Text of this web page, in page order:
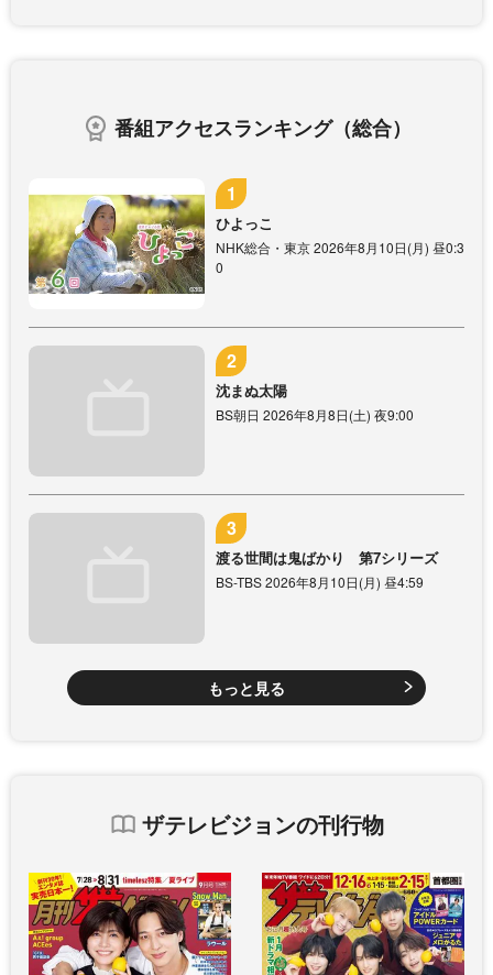
番組アクセスランキング（総合）
ひよっこ
NHK総合・東京 2026年8月10日(月) 昼0:3
0
沈まぬ太陽
BS朝日 2026年8月8日(土) 夜9:00
渡る世間は鬼ばかり 第7シリーズ
BS-TBS 2026年8月10日(月) 昼4:59
もっと見る
ザテレビジョンの刊行物